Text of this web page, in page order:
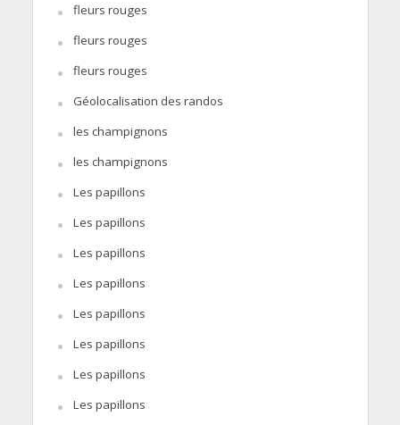
fleurs rouges
fleurs rouges
fleurs rouges
Géolocalisation des randos
les champignons
les champignons
Les papillons
Les papillons
Les papillons
Les papillons
Les papillons
Les papillons
Les papillons
Les papillons